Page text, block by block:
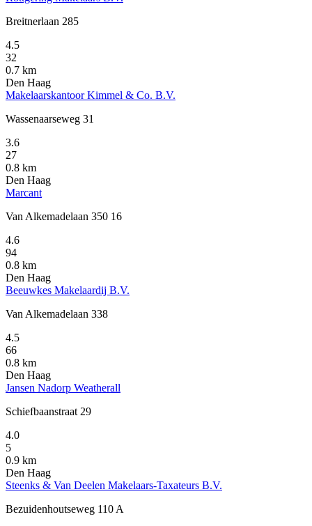
Breitnerlaan 285
4.5
32
0.7 km
Den Haag
Makelaarskantoor Kimmel & Co. B.V.
Wassenaarseweg 31
3.6
27
0.8 km
Den Haag
Marcant
Van Alkemadelaan 350 16
4.6
94
0.8 km
Den Haag
Beeuwkes Makelaardij B.V.
Van Alkemadelaan 338
4.5
66
0.8 km
Den Haag
Jansen Nadorp Weatherall
Schiefbaanstraat 29
4.0
5
0.9 km
Den Haag
Steenks & Van Deelen Makelaars-Taxateurs B.V.
Bezuidenhoutseweg 110 A